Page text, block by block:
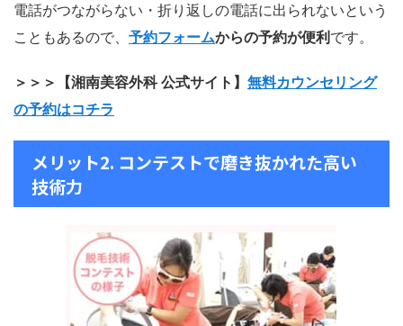
電話がつながらない・折り返しの電話に出られないという
こともあるので、 予約フォームからの予約が便利 です。
＞＞＞【湘南美容外科 公式サイト】 無料カウンセリング
の予約はコチラ
メリット2. コンテストで磨き抜かれた高い
技術力